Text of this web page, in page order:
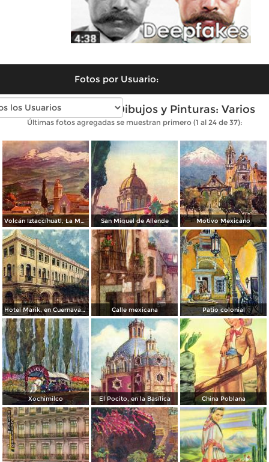
Fotos por Usuario:
Fotos antiguas de Dibujos y Pinturas: Varios
Últimas fotos agregadas se muestran primero (1 al 24 de 37):
Volcán Iztaccíhuatl, La Mujer Dormida San Miguel de Allende Motivo Mexicano
Hotel Marik, en Cuernavaca Calle mexicana Patio colonial
Xochimilco El Pocito, en la Basílica China Poblana